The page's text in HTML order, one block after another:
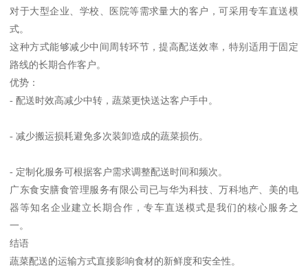
对于大型企业、学校、医院等需求量大的客户，可采用专车直送模
式。
这种方式能够减少中间周转环节，提高配送效率，特别适用于固定
路线的长期合作客户。
优势：
- 配送时效高减少中转，蔬菜更快送达客户手中。
- 减少搬运损耗避免多次装卸造成的蔬菜损伤。
- 定制化服务可根据客户需求调整配送时间和频次。
广东食安膳食管理服务有限公司已与华为科技、万科地产、美的电
器等知名企业建立长期合作，专车直送模式是我们的核心服务之
一。
结语
蔬菜配送的运输方式直接影响食材的新鲜度和安全性。